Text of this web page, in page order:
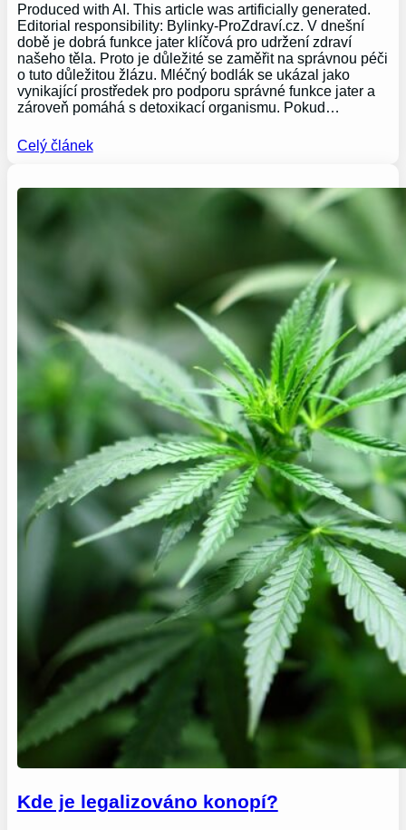
Produced with AI. This article was artificially generated.
Editorial responsibility: Bylinky-ProZdraví.cz. V dnešní
době je dobrá funkce jater klíčová pro udržení zdraví
našeho těla. Proto je důležité se zaměřit na správnou péči
o tuto důležitou žlázu. Mléčný bodlák se ukázal jako
vynikající prostředek pro podporu správné funkce jater a
zároveň pomáhá s detoxikací organismu. Pokud…
Celý článek
Kde je legalizováno konopí?